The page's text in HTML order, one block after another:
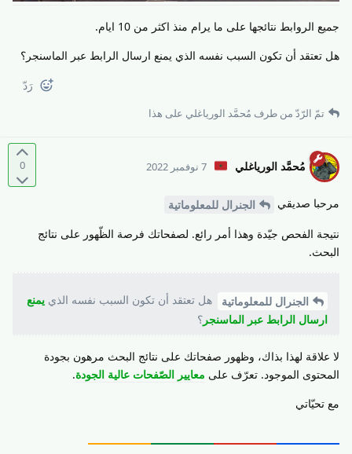
جميع الروابط نتائجها على ما يرام منذ اكثر من 10 ايام.
هل تعتقد أن تكون السبب نفسه الذي يمنع ارسال الرابط عبر الماسنجر؟
رَدّ
تمّ الرّدّ من طرف مُحمَّد الورياغلي على هذا
0 مُحمَّد الورياغلي 7 نوفمبر 2022
مرحبا صديقي
الجنرال للمعلوماتية
نتيجة الفحص جيّدة وهذا أمر رائع. لصفحاتك فرصة الظّهور على نتائج
البحث.
الجنرال للمعلوماتية هل تعتقد أن تكون السبب نفسه الذي يمنع
ارسال الرابط عبر الماسنجر ؟
لا علاقة لهذا بذاك، وظهور صفحاتك على نتائج البحث مرهون بجودة
المحتوى الموجود. تعرّف على معايير الصّفحات عالية الجودة.
مع تحيّاتي